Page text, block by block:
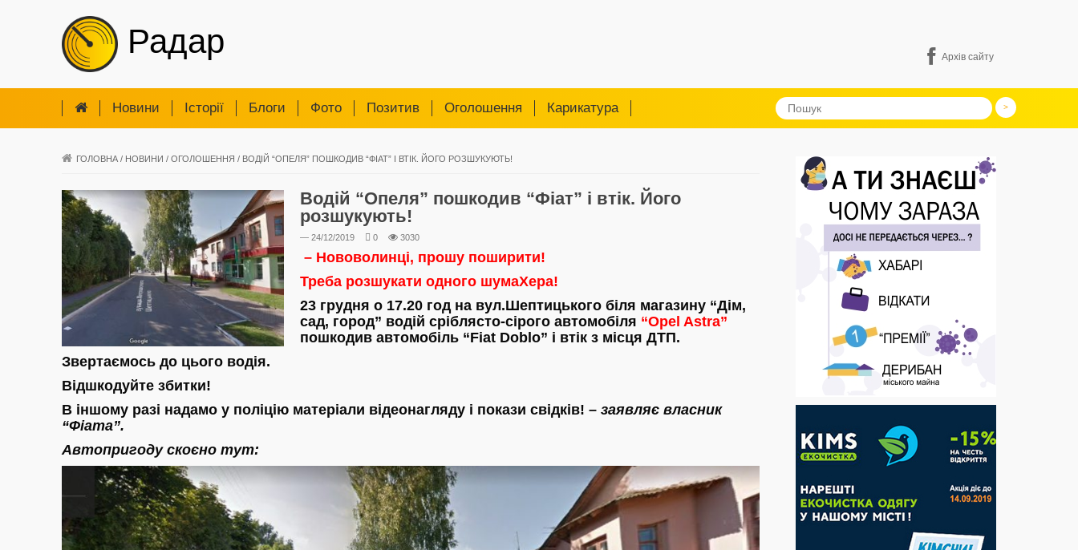
Радар Архів сайту
Новини Iсторії Блоги Фото Позитив Оголошення Карикатура
ГОЛОВНА / НОВИНИ / ОГОЛОШЕННЯ / ВОДІЙ “ОПЕЛЯ” ПОШКОДИВ “ФІАТ” І ВТІК. ЙОГО РОЗШУКУЮТЬ!
Водій “Опеля” пошкодив “Фіат” і втік. Його
розшукують!
— 24/12/2019 0 3030
– Нововолинці, прошу поширити!
Треба розшукати одного шумаХера!
23 грудня о 17.20 год на вул.Шептицького біля магазину “Дім,
сад, город” водій сріблясто-сірого автомобіля “Opel Astra”
пошкодив автомобіль “Fiat Doblo” і втік з місця ДТП.
Звертаємось до цього водія.
Відшкодуйте збитки!
В іншому разі надамо у поліцію матеріали відеонагляду і покази свідків! – заявляє власник
“Фіата”.
Автопригоду скоєно тут: